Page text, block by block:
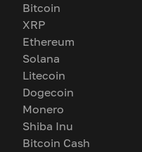
Bitcoin
XRP
Ethereum
Solana
Litecoin
Dogecoin
Monero
Shiba Inu
Bitcoin Cash